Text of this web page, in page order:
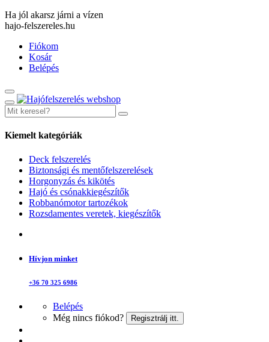
Ha jól akarsz járni a vízen
hajo-felszereles.hu
Fiókom
Kosár
Belépés
Kiemelt kategóriák
Deck felszerelés
Biztonsági és mentőfelszerelések
Horgonyzás és kikötés
Hajó és csónakkiegészítők
Robbanómotor tartozékok
Rozsdamentes veretek, kiegészítők
Hívjon minket
+36 70 325 6986
Belépés
Még nincs fiókod?
Regisztrálj itt.